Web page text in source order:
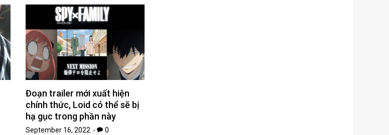
Đoạn trailer mới xuất hiện
chính thức, Loid có thể sẽ bị
hạ gục trong phần này
September 16, 2022 0